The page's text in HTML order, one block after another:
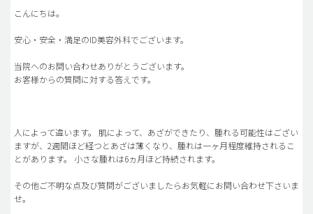
病院紹介
安全整形
料金一覧
ご相談のお問い合わせ
こんにちは。
安心・安全・満足のID美容外科でございます。
当院へのお問い合わせありがとうございます。
お客様からの質問に対する答えです。
人によって違います。 肌によって、あざができたり、腫れる可能性はござい
ますが、2週間ほど経つとあざは薄くなり、腫れは一ヶ月程度維持されるこ
とがあります。 小さな腫れは6ヵ月ほど持続されます。
その他ご不明な点及び質問がございましたらお気軽にお問い合わせ下さいま
せ。